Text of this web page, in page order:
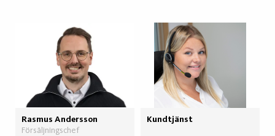
Rasmus Andersson
Försäljningschef
Kundtjänst